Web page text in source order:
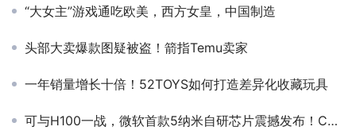
“大女主”游戏通吃欧美，西方女皇，中国制造
头部大卖爆款图疑被盗！箭指Temu卖家
一年销量增长十倍！52TOYS如何打造差异化收藏玩具
可与H100一战，微软首款5纳米自研芯片震撼发布！Copilot引爆办公全家桶，Bing Chat改名